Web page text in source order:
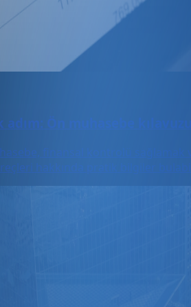
Ön muhasebe
finansal kontrolü sağlamak
hakkında pratik bilgiler